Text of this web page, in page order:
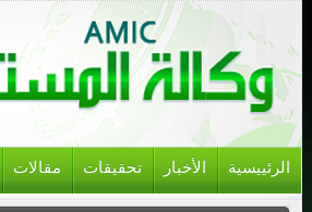
الرئييسية الأخبار تحقيقات مقالات